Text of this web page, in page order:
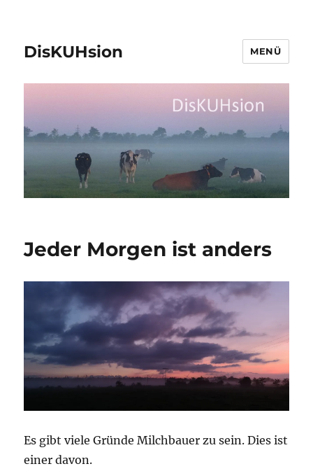
DisKUHsion MENÜ
Jeder Morgen ist anders
Es gibt viele Gründe Milchbauer zu sein. Dies ist
einer davon.